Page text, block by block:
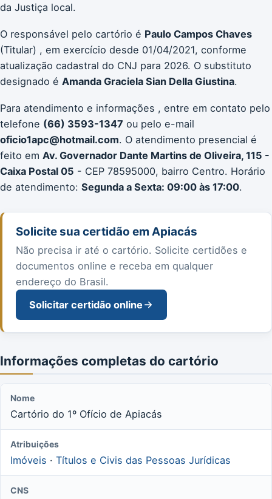
da Justiça local.
O responsável pelo cartório é Paulo Campos Chaves
(Titular) , em exercício desde 01/04/2021, conforme
atualização cadastral do CNJ para 2026. O substituto
designado é Amanda Graciela Sian Della Giustina.
Para atendimento e informações , entre em contato pelo
telefone (66) 3593-1347 ou pelo e-mail
oficio1apc@hotmail.com. O atendimento presencial é
feito em Av. Governador Dante Martins de Oliveira, 115 -
Caixa Postal 05 - CEP 78595000, bairro Centro. Horário
de atendimento: Segunda a Sexta: 09:00 às 17:00.
Solicite sua certidão em Apiacás
Não precisa ir até o cartório. Solicite certidões e
documentos online e receba em qualquer
endereço do Brasil.
Solicitar certidão online
Informações completas do cartório
Nome
Cartório do 1º Ofício de Apiacás
Atribuições
Imóveis · Títulos e Civis das Pessoas Jurídicas
CNS